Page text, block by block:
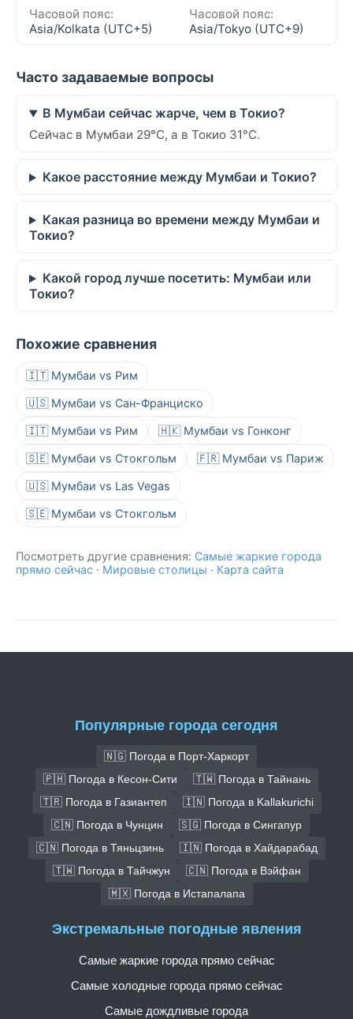
Часовой пояс:
Asia/Kolkata (UTC+5)
Часовой пояс:
Asia/Tokyo (UTC+9)
Часто задаваемые вопросы
В Мумбаи сейчас жарче, чем в Токио?
Сейчас в Мумбаи 29°C, а в Токио 31°C.
Какое расстояние между Мумбаи и Токио?
Какая разница во времени между Мумбаи и
Токио?
Какой город лучше посетить: Мумбаи или
Токио?
Похожие сравнения
🇮🇹 Мумбаи vs Рим
🇺🇸 Мумбаи vs Сан-Франциско
🇮🇹 Мумбаи vs Рим 🇭🇰 Мумбаи vs Гонконг
🇸🇪 Мумбаи vs Стокгольм 🇫🇷 Мумбаи vs Париж
🇺🇸 Мумбаи vs Las Vegas
🇸🇪 Мумбаи vs Стокгольм
Посмотреть другие сравнения: Самые жаркие города
прямо сейчас · Мировые столицы · Карта сайта
Популярные города сегодня
🇳🇬 Погода в Порт-Харкорт
🇵🇭 Погода в Кесон-Сити
🇹🇼 Погода в Тайнань
🇹🇷 Погода в Газиантеп
🇮🇳 Погода в Kallakurichi
🇨🇳 Погода в Чунцин
🇸🇬 Погода в Сингапур
🇨🇳 Погода в Тяньцзинь
🇮🇳 Погода в Хайдарабад
🇹🇼 Погода в Тайчжун
🇨🇳 Погода в Вэйфан
🇲🇽 Погода в Истапалапа
Экстремальные погодные явления
Самые жаркие города прямо сейчас
Самые холодные города прямо сейчас
Самые дождливые города